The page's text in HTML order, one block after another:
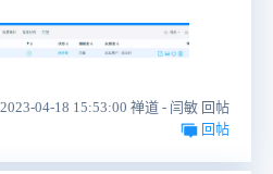
2023-04-18 15:53:00 禅道 - 闫敏 回帖
回帖